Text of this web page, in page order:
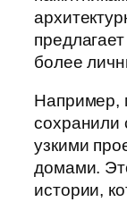
более
Например,
сохранили
узкими
домами.
истории,